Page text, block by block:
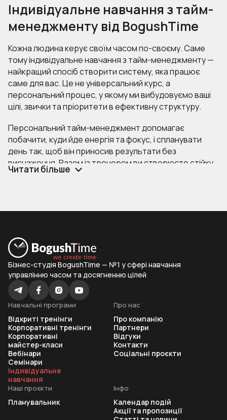
Індивідуальне навчання з тайм-
менеджменту від BogushTime
Кожна людина керує своїм часом по-своєму. Саме
тому індивідуальне навчання з тайм-менеджменту —
найкращий спосіб створити систему, яка працює
саме для вас. Це не універсальний курс, а
персональний процес, у якому ми вибудовуємо ваші
цілі, звички та пріоритети в ефективну структуру.
Персональний тайм-менеджмент допомагає
побачити, куди йде енергія та фокус, і спланувати
день так, щоб він приносив результати без
виснаження. Разом із тренером ви створюєте стійку
систему, у якій час стає вашим союзником, а не
Формат — індивідуальний тренінг, де ви працюєте
один на один із тренером BogushTime. Кожне заняття
— це крок до реальних змін:
діагностика поточної ситуації та визначення
особистих пріоритетів;
планування дня й тижня відповідно до енергії та
цілей;
освоєння інструментів цифрового тайм-
менеджменту й AI-асистентів;
контроль звичок і розвиток навичок концентрації;
баланс між роботою, відпочинком і особистими
Читати більше
Бізнес-студія BogushTime — №1 у сфері навчання
управлінню часом та досягненню цілей
Навчальні програми
Відкриті тренінги
Корпоративні тренінги
Корпоративні
майстер-класи
Вебінари
Семінари
Індивідуальне
навчання
Наші проєкти
Планувальник
Інфо
Календар подій
Акції та пропозиції
Про нас
Про компанію
Партнери
Відгуки
Контакти
Соціальні проєкти